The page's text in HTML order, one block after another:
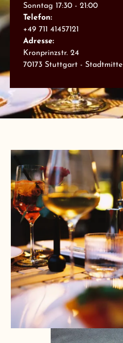
Sonntag 17:30 - 21:00
Telefon:
+49 711 41457121
Adresse:
Kronprinzstr. 24
70173 Stuttgart - Stadtmitte